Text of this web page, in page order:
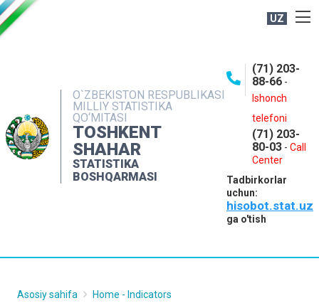
UZ
O`ZBEKISTON RESPUBLIKASI
MILLIY STATISTIKA
QO‘MITASI
TOSHKENT
SHAHAR
STATISTIKA
BOSHQARMASI
(71) 203-
88-66 -
Ishonch
telefoni
(71) 203-
80-03 - Call
Center
Tadbirkorlar
uchun:
hisobot.stat.uz
ga o'tish
NASHRLAR
INTERAKTIV XIZMATLAR
MATBUOT XIZMATI
MUROJAATLAR
Asosiy sahifa Home - Indicators